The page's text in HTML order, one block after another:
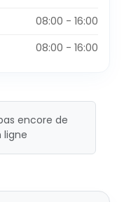
08:00 - 16:00
08:00 - 16:00
encore de
ligne